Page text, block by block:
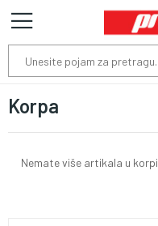
Korpa
Nemate više artikala u korpi